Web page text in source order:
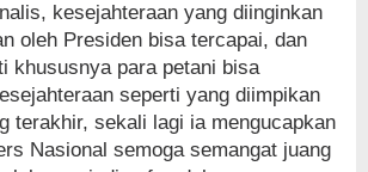
kesejahteraan yang diinginkan
oleh Presiden bisa tercapai, dan
khususnya para petani bisa
seperti yang diimpikan
terakhir, sekali lagi ia mengucapkan
Nasional semoga semangat juang